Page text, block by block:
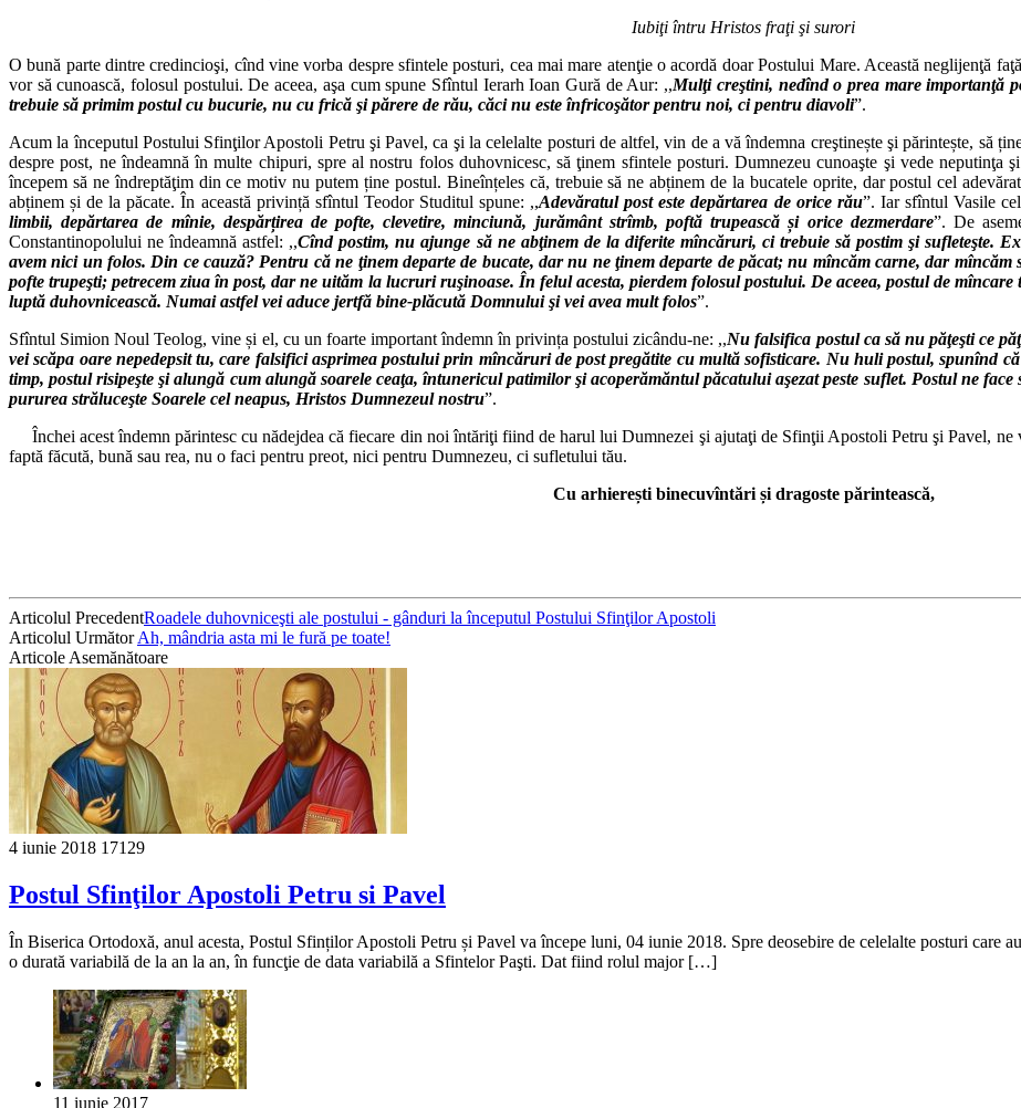
Iubiţi întru Hristos fraţi şi surori
O bună parte dintre credincioşi, cînd vine vorba despre sfintele posturi, cea mai mare atenţie o acordă doar Postului Mare. Această neglijenţă
vor să cunoască, folosul postului. De aceea, aşa cum spune Sfîntul Ierarh Ioan Gură de Aur: ,,Mulţi creştini, nedînd o prea mare importanţă
trebuie să primim postul cu bucurie, nu cu frică şi părere de rău, căci nu este înfricoşător pentru noi, ci pentru diavoli”.
Acum la începutul Postului Sfinţilor Apostoli Petru şi Pavel, ca şi la celelalte posturi de altfel, vin de a vă îndemna creştinește şi părintește, să
despre post, ne îndeamnă în multe chipuri, spre al nostru folos duhovnicesc, să ţinem sfintele posturi. Dumnezeu cunoaşte şi vede
începem să ne îndreptăţim din ce motiv nu putem ține postul. Bineînțeles că, trebuie să ne abținem de la bucatele oprite, dar postul cel
abținem și de la păcate. În această privință sfîntul Teodor Studitul spune: ,,Adevăratul post este depărtarea de orice rău”. Iar sfîntul Vasile
limbii, depărtarea de mînie, despărțirea de pofte, clevetire, minciună, jurământ strîmb, poftă trupească și orice dezmerdare”. De
Constantinopolului ne îndeamnă astfel: ,,Cînd postim, nu ajunge să ne abţinem de la diferite mîncăruri, ci trebuie să postim şi sufleteşte.
avem nici un folos. Din ce cauză? Pentru că ne ţinem departe de bucate, dar nu ne ţinem departe de păcat; nu mîncăm carne, dar
pofte trupeşti; petrecem ziua în post, dar ne uităm la lucruri ruşinoase. În felul acesta, pierdem folosul postului. De aceea, postul de
luptă duhovnicească. Numai astfel vei aduce jertfă bine-plăcută Domnului şi vei avea mult folos”.
Sfîntul Simion Noul Teolog, vine și el, cu un foarte important îndemn în privința postului zicându-ne: ,,Nu falsifica postul ca să nu păţeşti ce
vei scăpa oare nepedepsit tu, care fal­sifici asprimea postului prin mîncăruri de post pregătite cu multă sofisticare. Nu huli postul, spunînd
timp, postul risipeşte şi alungă cum alungă soarele ceaţa, întunericul patimilor şi acoperămăntul păcatului aşezat peste suflet. Postul ne
pururea străluceşte Soarele cel neapus, Hristos Dumnezeul nostru”.
Închei acest îndemn părintesc cu nădejdea că fiecare din noi întăriţi fiind de harul lui Dumnezei şi ajutaţi de Sfinţii Apostoli Petru şi Pavel,
faptă făcută, bună sau rea, nu o faci pentru preot, nici pentru Dumnezeu, ci sufletului tău.
Cu arhierești binecuvîntări și dragoste părintească,
Articolul PrecedentRoadele duhovniceşti ale postului - gânduri la începutul Postului Sfinţilor Apostoli
Articolul UrmătorAh, mândria asta mi le fură pe toate!
Articole Asemănătoare
4 iunie 2018 17129
Postul Sfinţilor Apostoli Petru si Pavel
În Biserica Ortodoxă, anul acesta, Postul Sfinților Apostoli Petru și Pavel va începe luni, 04 iunie 2018. Spre deosebire de celelalte posturi care
o durată variabilă de la an la an, în funcţie de data variabilă a Sfintelor Paşti. Dat fiind rolul major […]
11 iunie 2017